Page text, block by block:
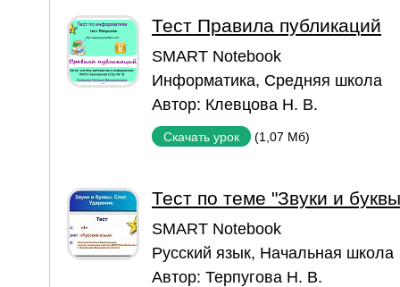
Тест Правила публикаций
SMART Notebook
Информатика, Средняя школа
Автор: Клевцова Н. В.
Скачать урок (1,07 Мб)
Тест по теме "Звуки и
SMART Notebook
Русский язык, Начальная школа
Автор: Терпугова Н. В.